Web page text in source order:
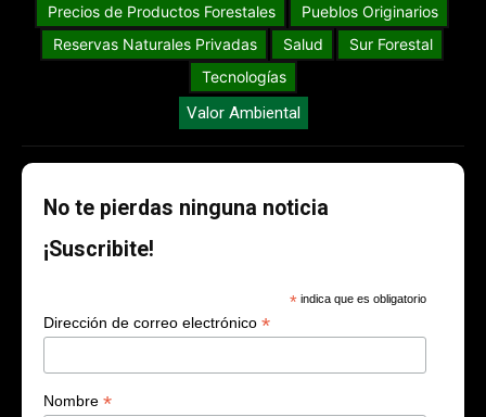
Precios de Productos Forestales
Pueblos Originarios
Reservas Naturales Privadas
Salud
Sur Forestal
Tecnologías
Valor Ambiental
No te pierdas ninguna noticia
¡Suscribite!
* indica que es obligatorio
Dirección de correo electrónico *
Nombre *